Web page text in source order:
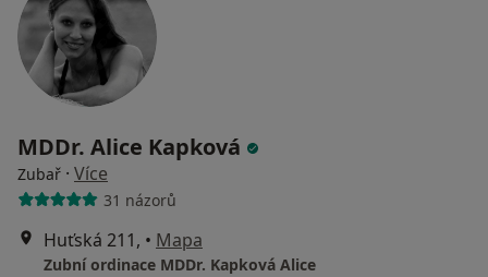
MDDr. Alice Kapková
Zubař · Více
31 názorů
Huťská 211, • Mapa
Zubní ordinace MDDr. Kapková Alice